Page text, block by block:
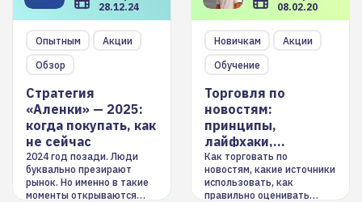
28.12.24
Опытным
Акции
Обзор
Стратегия
«Аленки» — 2025:
когда покупать, как
не сейчас
2024 год позади. Люди
буквально презирают
рынок. Но именно в такие
моменты открываются
08.02.20
Новичкам
Акции
Обучение
Торговля по
новостям:
принципы,
лайфхаки,
инструменты
Как торговать по
новостям, какие источники
использовать, как
правильно оценивать